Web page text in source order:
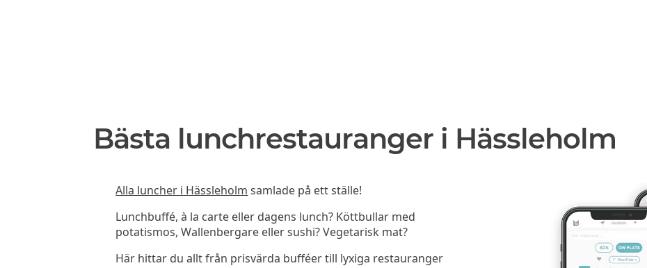
Bästa lunchrestauranger i Hässleholm
Alla luncher i Hässleholm samlade på ett ställe!
Lunchbuffé, à la carte eller dagens lunch? Köttbullar med
potatismos, Wallenbergare eller sushi? Vegetarisk mat?
Här hittar du allt från prisvärda bufféer till lyxiga restauranger